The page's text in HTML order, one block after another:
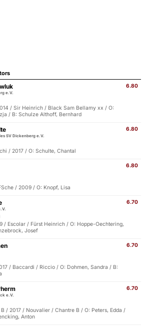
6.80
e.V.
/ Sir Heinrich / Black Sam Bellamy xx / O:
/ B: Schulze Althoff, Bernhard
6.80
SV Dickenberg e.V.
/ 2017 / O: Schulte, Chantal
6.80
/ 2009 / O: Knopf, Lisa
6.70
/ Escolar / Fürst Heinrich / O: Hoppe-Oechtering,
Josef
6.70
/ Baccardi / Riccio / O: Dohmen, Sandra / B:
6.70
e.V.
/ 2017 / Nouvalier / Chantre B / O: Peters, Edda /
Anton